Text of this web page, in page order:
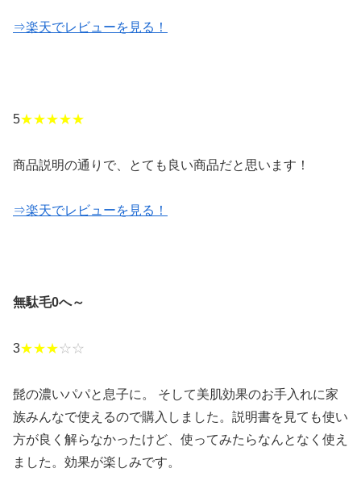
⇒楽天でレビューを見る！
5★★★★★
商品説明の通りで、とても良い商品だと思います！
⇒楽天でレビューを見る！
無駄毛0へ～
3★★★☆☆
髭の濃いパパと息子に。 そして美肌効果のお手入れに家
族みんなで使えるので購入しました。説明書を見ても使い
方が良く解らなかったけど、使ってみたらなんとなく使え
ました。効果が楽しみです。